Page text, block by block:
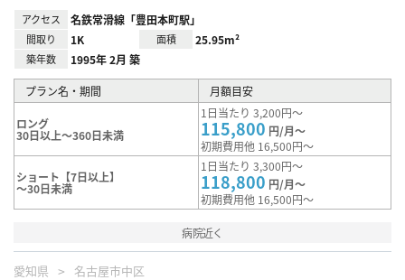
アクセス 名鉄常滑線「豊田本町駅」
間取り 1K 面積 25.95m²
築年数 1995年 2月 築
プラン名・期間 月額目安
ロング
30日以上～360日未満
1日当たり 3,200円～
115,800 円/月～
初期費用他 16,500円～
ショート【7日以上】
～30日未満
1日当たり 3,300円～
118,800 円/月～
初期費用他 16,500円～
病院近く
愛知県 名古屋市中区